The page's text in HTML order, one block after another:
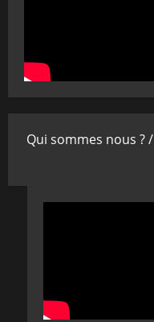
Qui sommes nous ? /